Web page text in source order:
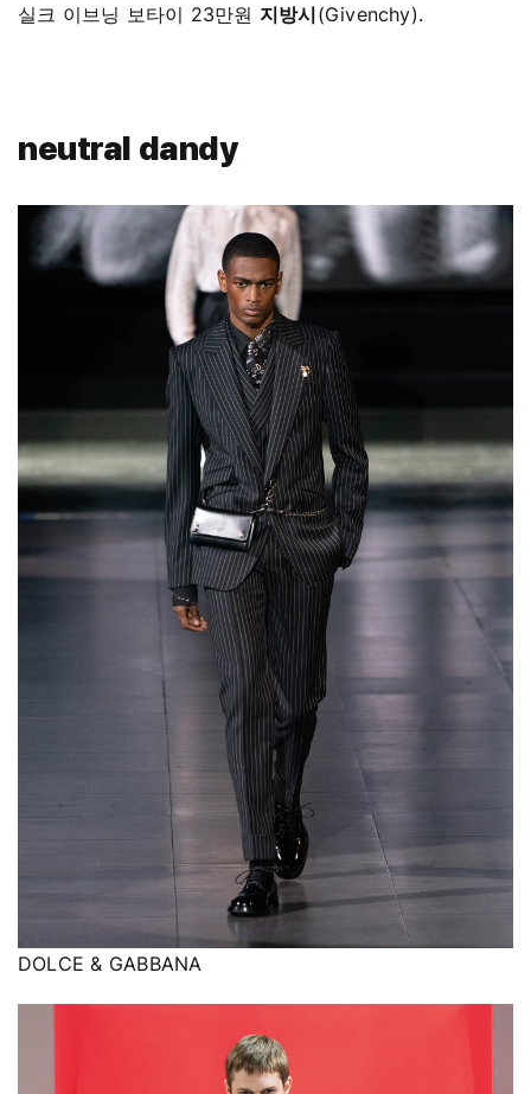
실크 이브닝 보타이 23만원 지방시(Givenchy).
neutral dandy
DOLCE & GABBANA